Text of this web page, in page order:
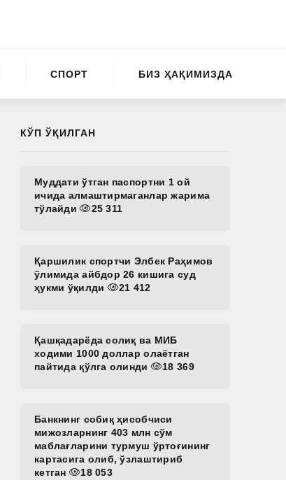
СПОРТ БИЗ ҲАҚИМИЗДА
КЎП ЎҚИЛГАН
Муддати ўтган паспортни 1 ой
ичида алмаштирмаганлар жарима
тўлайди
25 311
Қаршилик спортчи Элбек Раҳимов
ўлимида айбдор 26 кишига суд
ҳукми ўқилди
21 412
Қашқадарёда солиқ ва МИБ
ходими 1000 доллар олаётган
пайтида қўлга олинди
18 369
Банкнинг собиқ ҳисобчиси
мижозларнинг 403 млн сўм
маблағларини турмуш ўртоғининг
картасига олиб, ўзлаштириб
кетган
18 053